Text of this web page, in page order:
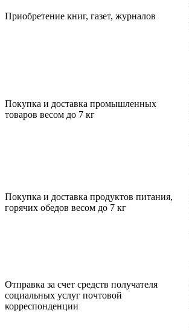
Приобретение книг, газет, журналов
Покупка и доставка промышленных
товаров весом до 7 кг
Покупка и доставка продуктов питания,
горячих обедов весом до 7 кг
Отправка за счет средств получателя
социальных услуг почтовой
корреспонденции